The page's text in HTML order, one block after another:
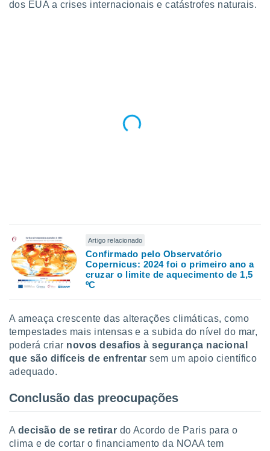
dos EUA a crises internacionais e catástrofes naturais.
Artigo relacionado
Confirmado pelo Observatório
Copernicus: 2024 foi o primeiro ano a
cruzar o limite de aquecimento de 1,5
ºC
A ameaça crescente das alterações climáticas, como
tempestades mais intensas e a subida do nível do mar,
poderá criar novos desafios à segurança nacional
que são difíceis de enfrentar sem um apoio científico
adequado.
Conclusão das preocupações
A decisão de se retirar do Acordo de Paris para o
clima e de cortar o financiamento da NOAA tem